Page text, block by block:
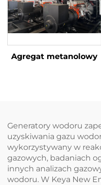
Agregat metanolowy
Generatory wodoru
uzyskiwania gazu
wykorzystywany w
gazowych, badaniach
innych analizach
wodoru. W Keya New